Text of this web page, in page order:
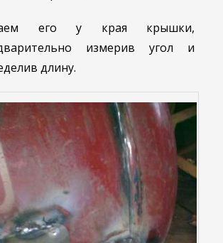
его у края крышки,
измерив угол и
длину.